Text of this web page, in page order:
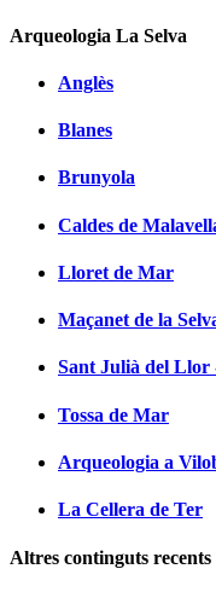
Arqueologia La Selva
Anglès
Blanes
Brunyola
Caldes de
Lloret de Mar
Maçanet de la
Sant Julià del Llor
Tossa de Mar
Arqueologia a
La Cellera de Ter
Altres continguts recents